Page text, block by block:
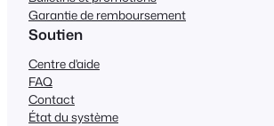
Garantie de remboursement
Soutien
Centre d'aide
FAQ
Contact
État du système